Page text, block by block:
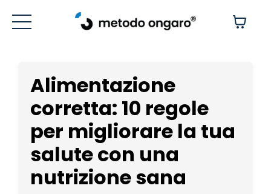
Alimentazione
corretta: 10 regole
per migliorare la tua
salute con una
nutrizione sana